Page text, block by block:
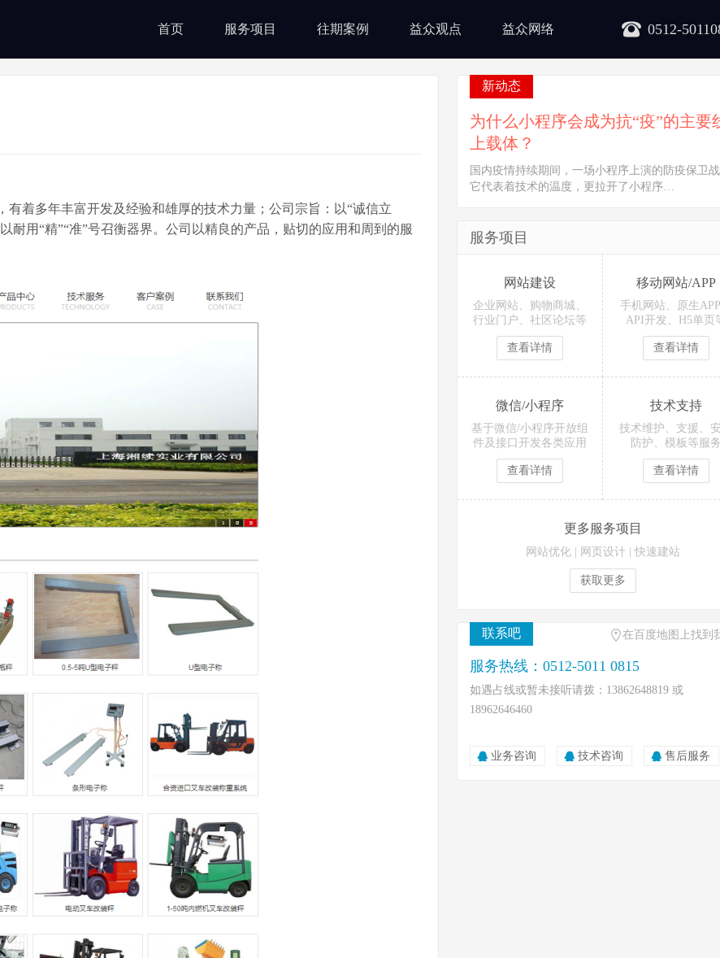
0512-
首页 服务项目 往期案例 益众观点 益众网络
着多年丰富开发及经验和雄厚的技术力量；公司宗旨：以“诚信立
耐用“精”“准”号召衡器界。公司以精良的产品，贴切的应用和周到的服
新动态
为什么小程序会成为抗“疫”的主要
上载体？
国内疫情持续期间，一场小程序上演的防疫保卫
它代表着技术的温度，更拉开了小程序…
服务项目
网站建设
企业网站、购物商城、
行业门户、社区论坛等
查看详情
移动网站/APP
手机网站、原生
API开发、H5单页
查看详情
微信/小程序
基于微信/小程序开放组
件及接口开发各类应用
查看详情
技术支持
技术维护、支援、
防护、模板等服
查看详情
更多服务项目
网站优化 网页设计 快速建站
获取更多
联系吧 在百度地图上找到
服务热线：0512-5011 0815
如遇占线或暂未接听请拨：13862648819 或
18962646460
业务咨询 技术咨询 售后服务